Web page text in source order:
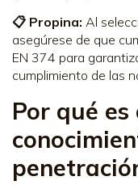
📋 Propina: Al
asegúrese de que
EN 374 para
cumplimiento de las
Por qué